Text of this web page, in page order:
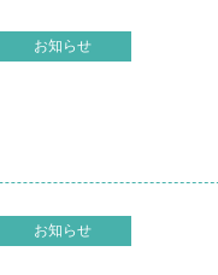
お知らせ
お知らせ